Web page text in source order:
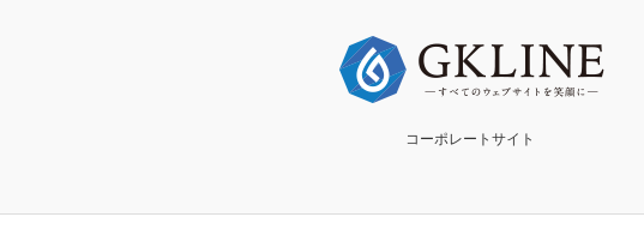
コーポレートサイト